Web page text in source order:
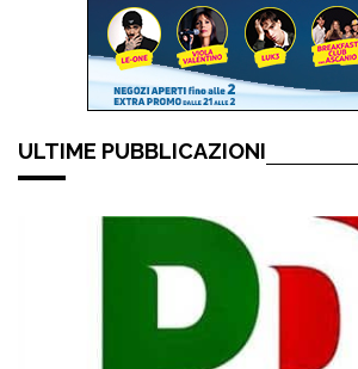
ULTIME PUBBLICAZIONI